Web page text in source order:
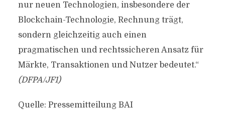
nur neuen Technologien, insbesondere der
Blockchain-Technologie, Rechnung trägt,
sondern gleichzeitig auch einen
pragmatischen und rechtssicheren Ansatz für
Märkte, Transaktionen und Nutzer bedeutet.“
(DFPA/JF1)
Quelle: Pressemitteilung BAI